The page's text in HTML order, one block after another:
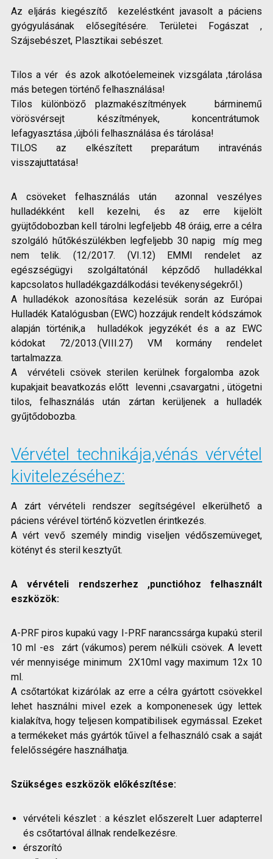
Az eljárás kiegészítő kezeléstként javasolt a páciens
gyógyulásának elősegítésére. Területei Fogászat ,
Szájsebészet, Plasztikai sebészet.
Tilos a vér és azok alkotóelemeinek vizsgálata ,tárolása
más betegen történő felhasználása!
Tilos különböző plazmakészítmények bárminemű
vörösvérsejt készítmények, koncentrátumok
lefagyasztása ,újbóli felhasználása és tárolása!
TILOS az elkészített preparátum intravénás
visszajuttatása!
A csöveket felhasználás után azonnal veszélyes
hulladékként kell kezelni, és az erre kijelölt
gyüjtődobozban kell tárolni legfeljebb 48 óráig, erre a célra
szolgáló hűtőkészülékben legfeljebb 30 napig míg meg
nem telik. (12/2017. (VI.12) EMMI rendelet az
egészségügyi szolgáltatónál képződő hulladékkal
kapcsolatos hulladékgazdálkodási tevékenységekről.)
A hulladékok azonosítása kezelésük során az Európai
Hulladék Katalógusban (EWC) hozzájuk rendelt kódszámok
alapján történik,a hulladékok jegyzékét és a az EWC
kódokat 72/2013.(VIII.27) VM kormány rendelet
tartalmazza.
A vérvételi csövek sterilen kerülnek forgalomba azok
kupakjait beavatkozás előtt levenni ,csavargatni , ütögetni
tilos, felhasználás után zártan kerüljenek a hulladék
gyűjtődobozba.
Vérvétel technikája,vénás vérvétel
kivitelezéséhez:
A zárt vérvételi rendszer segítségével elkerülhető a
páciens vérével történő közvetlen érintkezés.
A vért vevő személy mindig viseljen védőszemüveget,
kötényt és steril kesztyűt.
A vérvételi rendszerhez ,punctióhoz felhasznált
eszközök:
A-PRF piros kupakú vagy I-PRF narancssárga kupakú steril
10 ml -es zárt (vákumos) perem nélküli csövek. A levett
vér mennyisége minimum 2X10ml vagy maximum 12x 10
ml.
A csőtartókat kizárólak az erre a célra gyártott csövekkel
lehet használni mivel ezek a komponenesek úgy lettek
kialakítva, hogy teljesen kompatibilisek egymással. Ezeket
a termékeket más gyártók tűivel a felhasználó csak a saját
felelősségére használhatja.
Szükséges eszközök előkészítése:
vérvételi készlet : a készlet előszerelt Luer adapterrel
és csőtartóval állnak rendelkezésre.
érszorító